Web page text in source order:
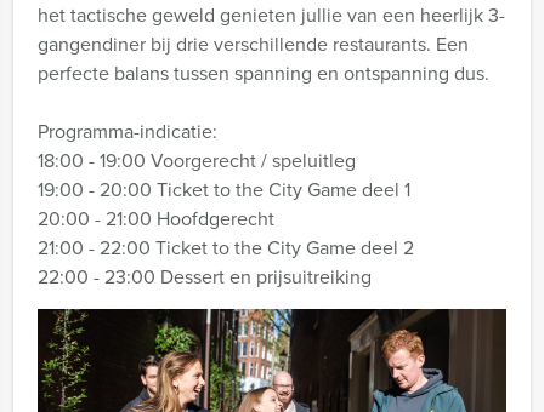
het tactische geweld genieten jullie van een heerlijk 3-
gangendiner bij drie verschillende restaurants. Een
perfecte balans tussen spanning en ontspanning dus.
Programma-indicatie:
18:00 - 19:00 Voorgerecht / speluitleg
19:00 - 20:00 Ticket to the City Game deel 1
20:00 - 21:00 Hoofdgerecht
21:00 - 22:00 Ticket to the City Game deel 2
22:00 - 23:00 Dessert en prijsuitreiking